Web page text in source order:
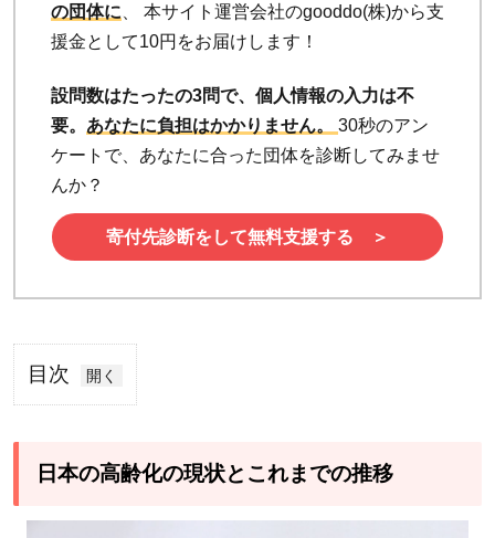
の団体に 、 本サイト運営会社のgooddo(株)から支
援金として10円をお届けします！
設問数はたったの3問で、個人情報の入力は不
要。 あなたに負担はかかりません。 30秒のアン
ケートで、あなたに合った団体を診断してみませ
んか？
寄付先診断をして無料支援する ＞
目次
1
本
高
日本の高齢化の現状とこれまでの推移